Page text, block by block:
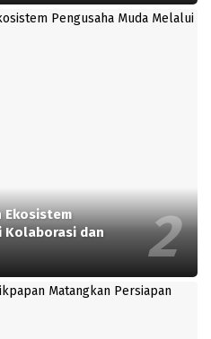
Ekosistem
Kolaborasi dan